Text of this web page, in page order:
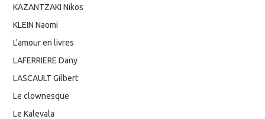
KAZANTZAKI Nikos
KLEIN Naomi
L'amour en livres
LAFERRIERE Dany
LASCAULT Gilbert
Le clownesque
Le Kalevala